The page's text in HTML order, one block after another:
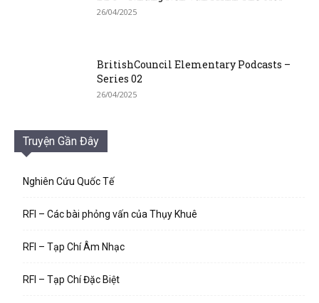
26/04/2025
BritishCouncil Elementary Podcasts –
Series 02
26/04/2025
Truyện Gần Đây
Nghiên Cứu Quốc Tế
RFI – Các bài phỏng vấn của Thụy Khuê
RFI – Tạp Chí Âm Nhạc
RFI – Tạp Chí Đặc Biệt